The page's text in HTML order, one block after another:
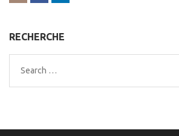
RECHERCHE
Search
for: